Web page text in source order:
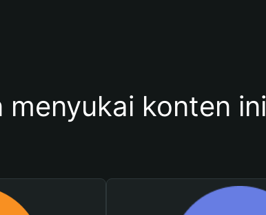
menyukai konten ini